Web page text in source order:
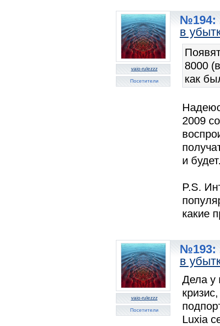
vaio-rulezzz
Посетители
№194:
в
8000
как
2009
и
P.S.
какие
vaio-rulezzz
Посетители
№193:
в
Дела у
Luxia